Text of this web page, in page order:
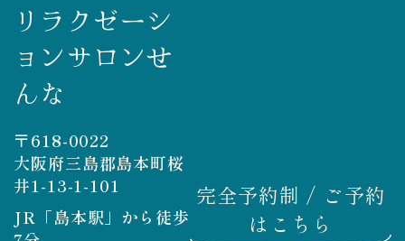
リラクゼーシ
ョンサロンせ
んな
〒618-0022
大阪府三島郡島本町桜
井1-13-1-101
JR「島本駅」から徒歩
完全予約制 / ご予約
はこちら